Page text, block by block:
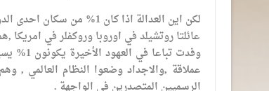
لكن اين العدالة اذا كان 1% من سكان احدى الدول يتربعون على عرش الحكم ؟واليكم الامثلة التالية :
عائلتا روتشيلد في اوروبا وروكفلر في
وفدت
عملاقة ,والاجداد وضعوا النظام العالمي